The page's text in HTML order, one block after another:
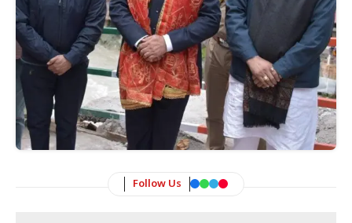
Follow Us